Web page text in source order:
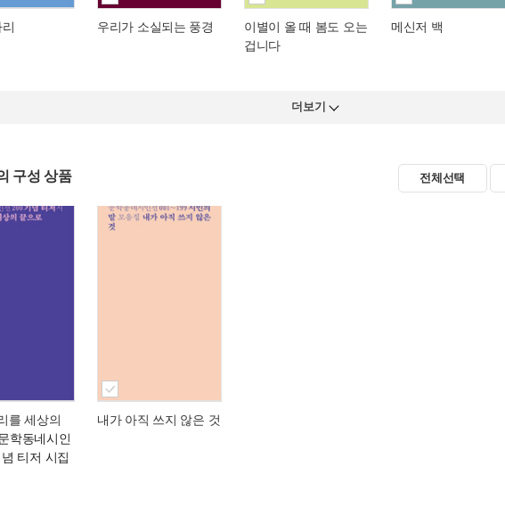
우리가 소실되는 풍경
이별이 올 때 봄도 오는
겁니다
메신저 백
더보기
구성 상품 전체선택
를 세상의
학동네시인
티저 시집
내가 아직 쓰지 않은 것